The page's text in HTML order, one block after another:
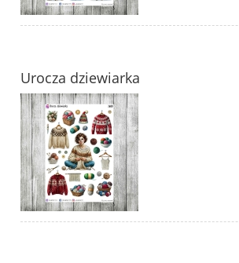
Urocza dziewiarka